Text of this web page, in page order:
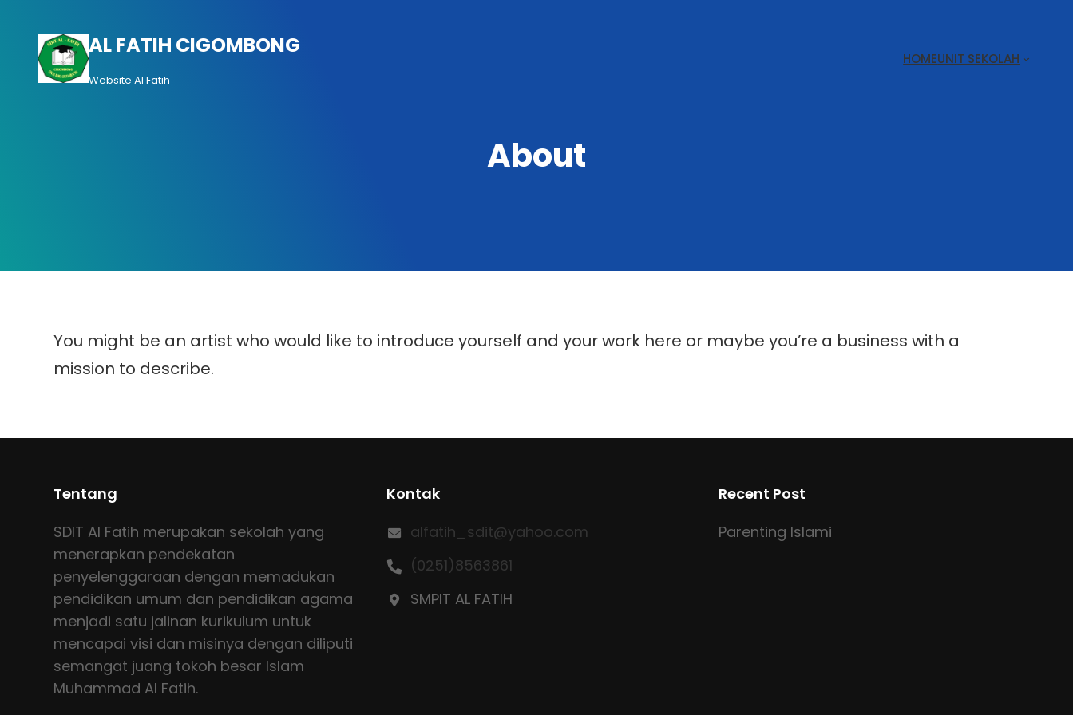
konten
AL FATIH CIGOMBONG
Website Al Fatih
HOMEUNIT SEKOLAH
About
You might be an artist who would like to introduce yourself and your work here or maybe you’re a business with a
mission to describe.
Tentang
SDIT Al Fatih merupakan sekolah yang
menerapkan pendekatan
penyelenggaraan dengan memadukan
pendidikan umum dan pendidikan agama
menjadi satu jalinan kurikulum untuk
mencapai visi dan misinya dengan diliputi
semangat juang tokoh besar Islam
Muhammad Al Fatih.
Kontak
alfatih_sdit@yahoo.com
(0251)8563861
SMPIT AL FATIH
Recent Post
Parenting Islami